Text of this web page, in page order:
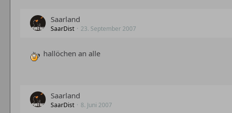
Saarland
SaarDist 23. September 2007
hallöchen an alle
Saarland
SaarDist 8. Juni 2007